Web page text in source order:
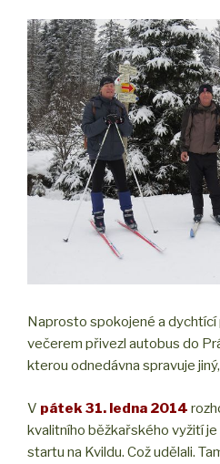
Naprosto spokojené a
večerem přivezl autobus do
kterou odnedávna spravuje
V pátek 31. ledna 2014
kvalitního běžkařského vyžití
startu na Kvildu. Což udělali.